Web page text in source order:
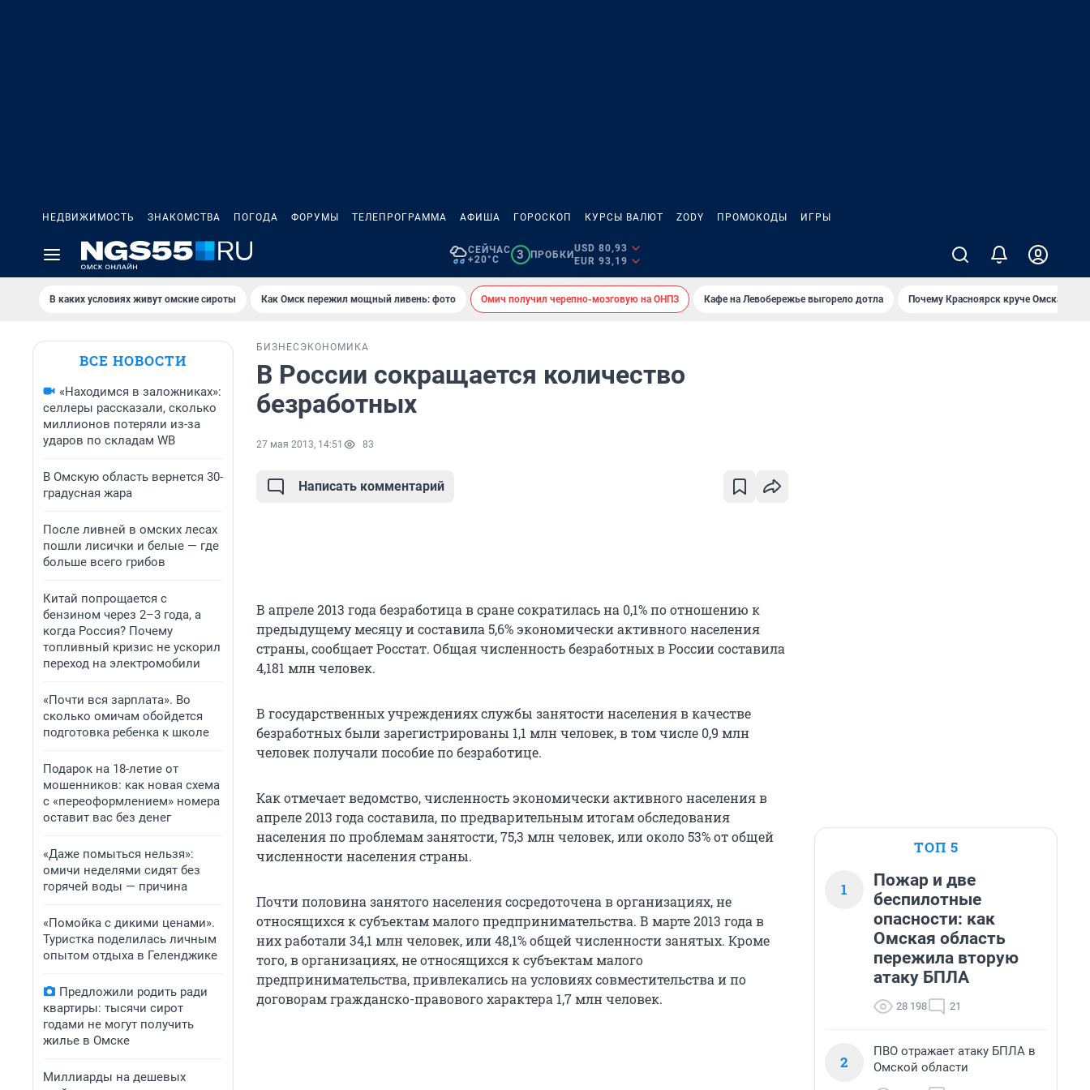
НЕДВИЖИМОСТЬ ЗНАКОМСТВА ПОГОДА ФОРУМЫ ТЕЛЕПРОГРАММА АФИША ГОРОСКОП КУРСЫ ВАЛЮТ ZODY ПРОМОКОДЫ ИГРЫ
СЕЙЧАС
+20°C
3 ПРОБКИ
USD 80,93
EUR 93,19
В каких условиях живут омские сироты Как Омск пережил мощный ливень: фото Омич получил черепно-мозговую на ОНПЗ Кафе на Левобережье выгорело дотла Почему Красноярск круче Омска
ВСЕ НОВОСТИ
«Находимся в заложниках»:
селлеры рассказали, сколько
миллионов потеряли из-за
ударов по складам WB
В Омскую область вернется 30-
градусная жара
После ливней в омских лесах
пошли лисички и белые — где
больше всего грибов
Китай попрощается с
бензином через 2–3 года, а
когда Россия? Почему
топливный кризис не ускорил
переход на электромобили
«Почти вся зарплата». Во
сколько омичам обойдется
подготовка ребенка к школе
Подарок на 18-летие от
мошенников: как новая схема
с «переоформлением» номера
оставит вас без денег
«Даже помыться нельзя»:
омичи неделями сидят без
горячей воды — причина
«Помойка с дикими ценами».
Туристка поделилась личным
опытом отдыха в Геленджике
Предложили родить ради
квартиры: тысячи сирот
годами не могут получить
жилье в Омске
Миллиарды на дешевых
БИЗНЕС ЭКОНОМИКА
В России сокращается количество
безработных
27 мая 2013, 14:51 83
Написать комментарий
В апреле 2013 года безработица в сране сократилась на 0,1% по отношению к
предыдущему месяцу и составила 5,6% экономически активного населения
страны, сообщает Росстат. Общая численность безработных в России составила
4,181 млн человек.
В государственных учреждениях службы занятости населения в качестве
безработных были зарегистрированы 1,1 млн человек, в том числе 0,9 млн
человек получали пособие по безработице.
Как отмечает ведомство, численность экономически активного населения в
апреле 2013 года составила, по предварительным итогам обследования
населения по проблемам занятости, 75,3 млн человек, или около 53% от общей
численности населения страны.
Почти половина занятого населения сосредоточена в организациях, не
относящихся к субъектам малого предпринимательства. В марте 2013 года в
них работали 34,1 млн человек, или 48,1% общей численности занятых. Кроме
того, в организациях, не относящихся к субъектам малого
предпринимательства, привлекались на условиях совместительства и по
договорам гражданско-правового характера 1,7 млн человек.
ТОП 5
1
Пожар и две
беспилотные
опасности: как
Омская область
пережила вторую
атаку БПЛА
28 198 21
2
ПВО отражает атаку БПЛА в
Омской области